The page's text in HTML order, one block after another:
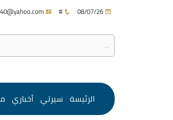
#
الرئيسة سيرتي أخباري